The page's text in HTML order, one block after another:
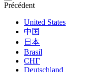
Précédent
United States
中国
日本
Brasil
СНГ
Deutschland